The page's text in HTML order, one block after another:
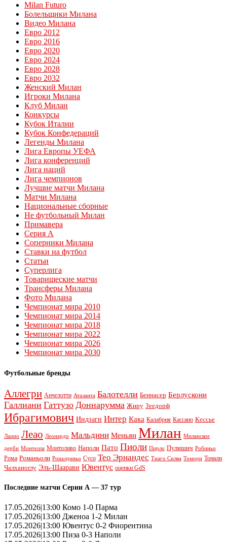
Milan Futuro
Болельщики Милана
Видео Милана
Евро 2012
Евро 2016
Евро 2020
Евро 2024
Евро 2028
Евро 2032
Женский Милан
Игроки Милана
Клуб Милан
Конкурсы
Кубок Италии
Кубок Конфедераций
Легенды Милана
Лига Европы УЕФА
Лига конференций
Лига наций
Лига чемпионов
Лучшие матчи Милана
Матчи Милана
Национальные сборные
Не футбольный Милан
Примавера
Серия А
Соперники Милана
Ставки на футбол
Статьи
Суперлига
Товарищеские матчи
Трансферы Милана
Фото Милана
Чемпионат мира 2010
Чемпионат мира 2014
Чемпионат мира 2018
Чемпионат мира 2022
Чемпионат мира 2026
Чемпионат мира 2030
Футбольные бренды
Аллегри Анчелотти Аталанта Балотелли Беннасер Берлускони
Галлиани Гаттузо Доннарумма Жиру Зеедорф
Ибрагимович Индзаги Интер Кака Калабрия Кассано Кессье
Лацио Леао Леонардо Мальдини Меньян Милан Миланское
дерби Монтелла Монтоливо Наполи Пато Пиоли Пирло Пулишич Робиньо
Рома Романьоли Роналдиньо Сусо Тео Эрнандес Тиаго Силва Томори Тонали
Чалханоглу Эль-Шаарави Ювентус оценки GdS
Последние матчи Серии А — 37 тур
17.05.2026|13:00 Комо 1-0 Парма
17.05.2026|13:00 Дженоа 1-2 Милан
17.05.2026|13:00 Ювентус 0-2 Фиорентина
17.05.2026|13:00 Пиза 0-3 Наполи